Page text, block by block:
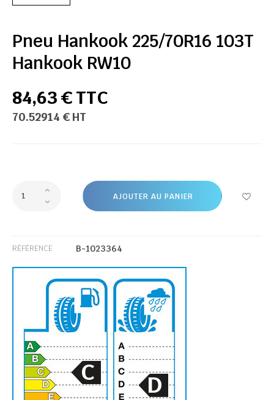
Pneu Hankook 225/70R16 103T
Hankook RW10
84,63 € TTC
70.52914 € HT
AJOUTER AU PANIER
RÉFÉRENCE B-1023364
C D